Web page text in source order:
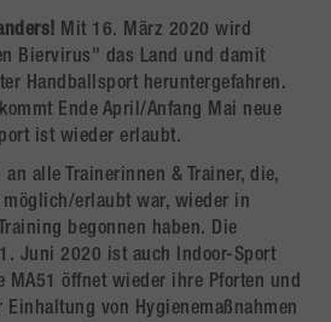
Mit 16. März 2020 wird
Biervirus" das Land und damit
Handballsport heruntergefahren.
Ende April/Anfang Mai neue
ist wieder erlaubt.
alle Trainerinnen & Trainer, die,
erlaubt war, wieder in
begonnen haben. Die
Juni 2020 ist auch Indoor-Sport
öffnet wieder ihre Pforten und
von Hygienemaßnahmen